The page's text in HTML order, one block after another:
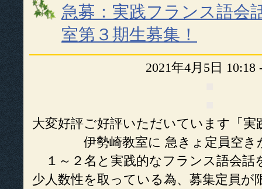
急募：実践フランス語会
室第３期生募集！
2021年4月5日
大変好評ご好評いただいています「実
伊勢崎教室に 急きょ定員空き
１～２名と実践的なフランス語会話
少人数性を取っている為、募集定員が